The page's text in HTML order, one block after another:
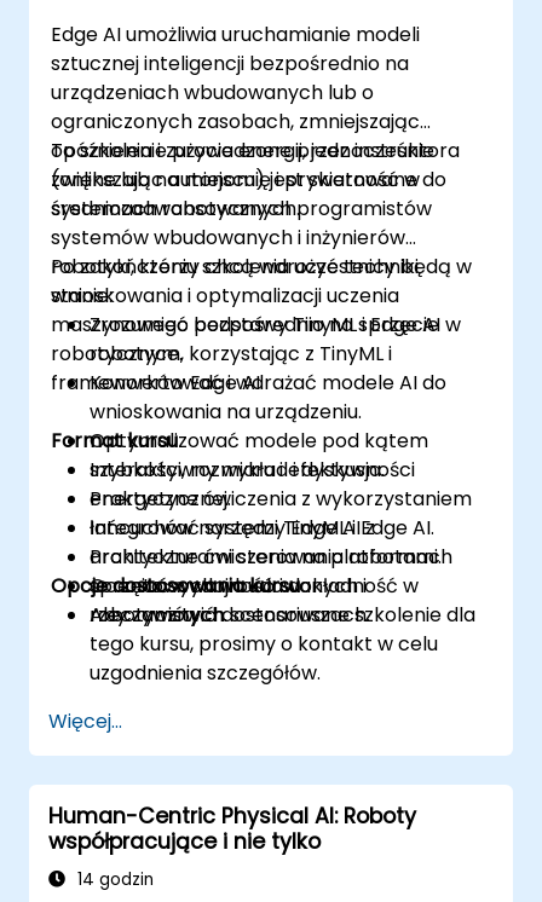
Edge AI umożliwia uruchamianie modeli
sztucznej inteligencji bezpośrednio na
urządzeniach wbudowanych lub o
ograniczonych zasobach, zmniejszając
opóźnienia i zużycie energii, jednocześnie
zwiększając autonomię i prywatność w
systemach robotycznych.
To szkolenie prowadzone przez instruktora
(online lub na miejscu) jest skierowane do
średniozaawansowanych programistów
systemów wbudowanych i inżynierów
robotyki, którzy chcą wdrożyć techniki
wnioskowania i optymalizacji uczenia
maszynowego bezpośrednio na sprzęcie
robotycznym, korzystając z TinyML i
frameworków Edge AI.
Po zakończeniu szkolenia uczestnicy będą w
stanie:
Zrozumieć podstawy TinyML i Edge AI w
robotyce.
Konwertować i wdrażać modele AI do
wnioskowania na urządzeniu.
Optymalizować modele pod kątem
szybkości, rozmiaru i efektywności
energetycznej.
Integrować systemy Edge AI z
architekturami sterowania robotami.
Oceniać wydajność i dokładność w
rzeczywistych scenariuszach.
Format kursu
Interaktywny wykład i dyskusja.
Praktyczne ćwiczenia z wykorzystaniem
łańcuchów narzędzi TinyML i Edge AI.
Praktyczne ćwiczenia na platformach
sprzętowych wbudowanych i
robotycznych.
Opcje dostosowania kursu
Aby zamówić dostosowane szkolenie dla
tego kursu, prosimy o kontakt w celu
uzgodnienia szczegółów.
Więcej...
Human-Centric Physical AI: Roboty
współpracujące i nie tylko
14 godzin